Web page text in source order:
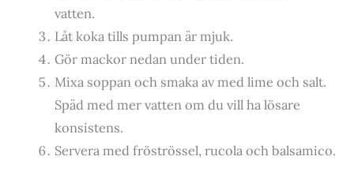
vatten.
Låt koka tills pumpan är mjuk.
Gör mackor nedan under tiden.
Mixa soppan och smaka av med lime och salt.
Späd med mer vatten om du vill ha lösare
konsistens.
Servera med fröströssel, rucola och balsamico.